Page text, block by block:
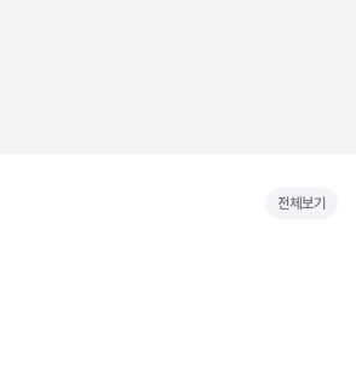
전체보기